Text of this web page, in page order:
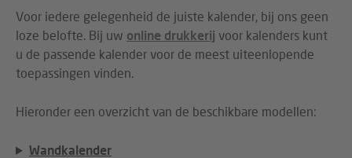
Voor iedere gelegenheid de juiste kalender, bij ons geen
loze belofte. Bij uw online drukkerij voor kalenders kunt
u de passende kalender voor de meest uiteenlopende
toepassingen vinden.
Hieronder een overzicht van de beschikbare modellen:
Wandkalender